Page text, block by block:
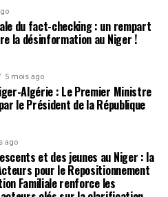
du fact-checking : un rempart
la désinformation au Niger !
5 mois ago
Algérie : Le Premier Ministre
le Président de la République
ago
et des jeunes au Niger : la
pour le Repositionnement
Familiale renforce les